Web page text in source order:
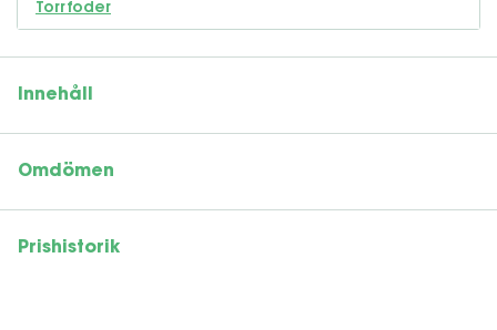
Torrfoder
Innehåll
Omdömen
Prishistorik